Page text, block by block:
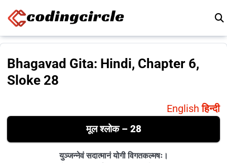
Bhagavad Gita: Hindi, Chapter 6,
Sloke 28
English हिन्दी
मूल श्लोक – 28
युञ्जन्नेवं सदात्मानं योगी विगतकल्मषः।